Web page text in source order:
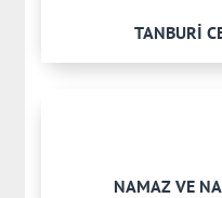
TANBURİ
NAMAZ VE